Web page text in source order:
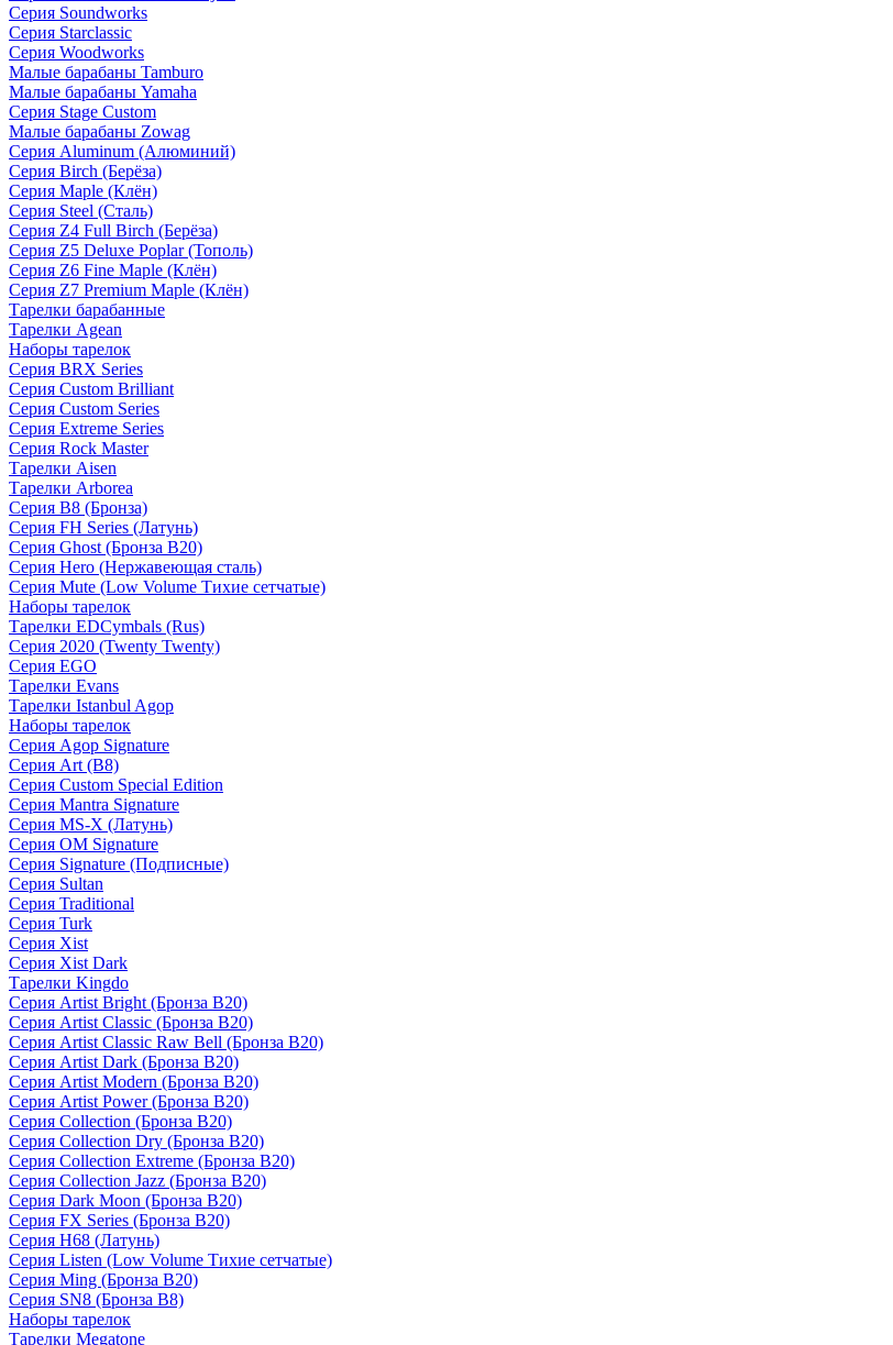
Серия Soundworks
Серия Starclassic
Серия Woodworks
Малые барабаны Tamburo
Малые барабаны Yamaha
Серия Stage Custom
Малые барабаны Zowag
Серия Aluminum (Алюминий)
Серия Birch (Берёза)
Серия Maple (Клён)
Серия Steel (Сталь)
Серия Z4 Full Birch (Берёза)
Серия Z5 Deluxe Poplar (Тополь)
Серия Z6 Fine Maple (Клён)
Серия Z7 Premium Maple (Клён)
Тарелки барабанные
Тарелки Agean
Наборы тарелок
Серия BRX Series
Серия Custom Brilliant
Серия Custom Series
Серия Extreme Series
Серия Rock Master
Тарелки Aisen
Тарелки Arborea
Серия B8 (Бронза)
Серия FH Series (Латунь)
Серия Ghost (Бронза B20)
Серия Hero (Нержавеющая сталь)
Серия Mute (Low Volume Тихие сетчатые)
Наборы тарелок
Тарелки EDCymbals (Rus)
Серия 2020 (Twenty Twenty)
Серия EGO
Тарелки Evans
Тарелки Istanbul Agop
Наборы тарелок
Серия Agop Signature
Серия Art (B8)
Серия Custom Special Edition
Серия Mantra Signature
Серия MS-X (Латунь)
Серия OM Signature
Серия Signature (Подписные)
Серия Sultan
Серия Traditional
Серия Turk
Серия Xist
Серия Xist Dark
Тарелки Kingdo
Серия Artist Bright (Бронза B20)
Серия Artist Classic (Бронза B20)
Серия Artist Classic Raw Bell (Бронза B20)
Серия Artist Dark (Бронза B20)
Серия Artist Modern (Бронза B20)
Серия Artist Power (Бронза B20)
Серия Collection (Бронза B20)
Серия Collection Dry (Бронза B20)
Серия Collection Extreme (Бронза B20)
Серия Collection Jazz (Бронза B20)
Серия Dark Moon (Бронза B20)
Серия FX Series (Бронза B20)
Серия H68 (Латунь)
Серия Listen (Low Volume Тихие сетчатые)
Серия Ming (Бронза B20)
Серия SN8 (Бронза B8)
Наборы тарелок
Тарелки Megatone